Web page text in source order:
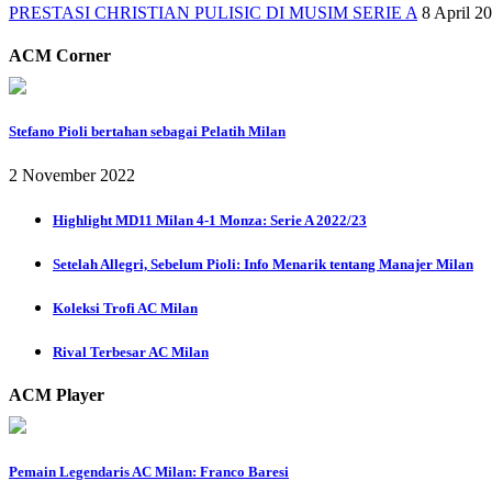
PRESTASI CHRISTIAN PULISIC DI MUSIM SERIE A 8 April
ACM Corner
Stefano Pioli bertahan sebagai Pelatih Milan
2 November 2022
Highlight MD11 Milan 4-1 Monza: Serie A 2022/23
Setelah Allegri, Sebelum Pioli: Info Menarik tentang Manajer Milan
Koleksi Trofi AC Milan
Rival Terbesar AC Milan
ACM Player
Pemain Legendaris AC Milan: Franco Baresi